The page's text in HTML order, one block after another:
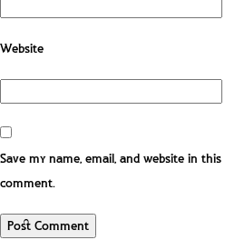
Website
Save my name, email, and website in
comment.